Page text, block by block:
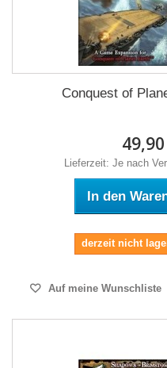
Conquest of
Lieferzeit: Je nach
In den
derzeit nicht
Auf meine Wunschliste